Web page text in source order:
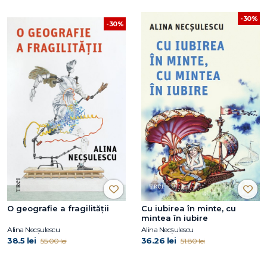
-30%
O geografie a fragilității
Alina Necșulescu
38.5 lei 55.00 lei
-30%
Cu iubirea în minte, cu
mintea în iubire
Alina Necșulescu
36.26 lei 51.80 lei